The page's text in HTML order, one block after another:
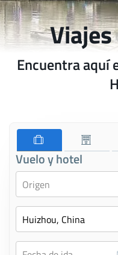
Encuentra aquí
Vuelo y hotel